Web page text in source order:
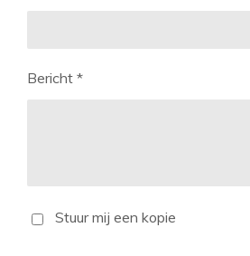
Bericht *
Stuur mij een kopie